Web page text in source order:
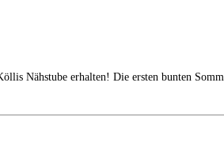
Nähstube erhalten! Die ersten bunten